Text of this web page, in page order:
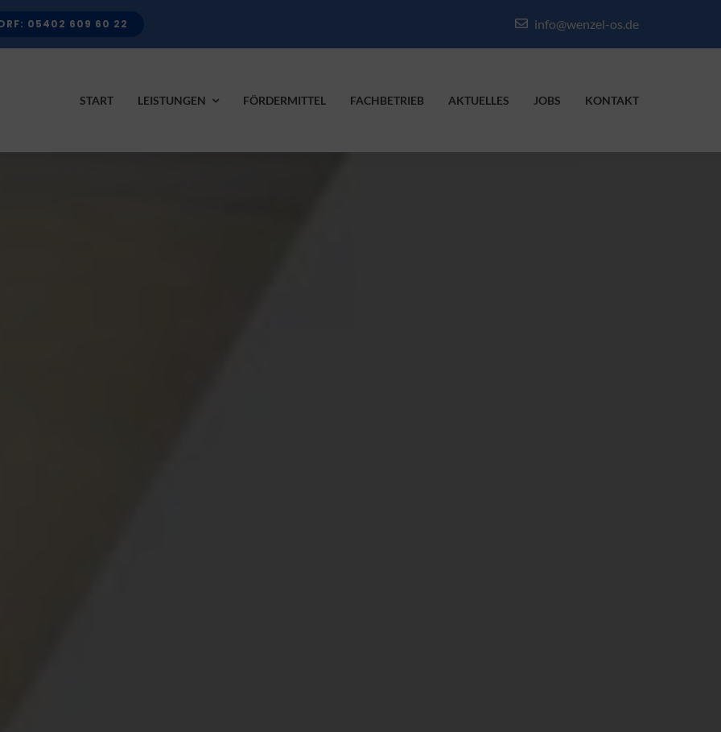
05402 609 60 22 info@wenzel-os.de
START LEISTUNGEN FÖRDERMITTEL FACHBETRIEB AKTUELLES JOBS KONTAKT